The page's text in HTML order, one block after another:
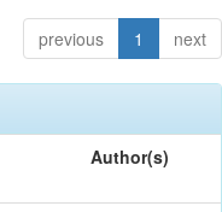
previous 1 next
Author(s)